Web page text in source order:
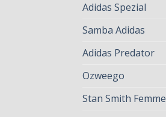
Adidas Spezial
Samba Adidas
Adidas Predator
Ozweego
Stan Smith Femme